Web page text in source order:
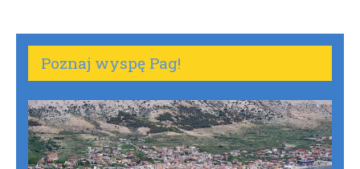
Poznaj wyspę Pag!